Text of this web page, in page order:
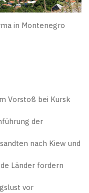
in Montenegro
Vorstoß bei Kursk
der
nach Kiew und
Länder fordern
vor